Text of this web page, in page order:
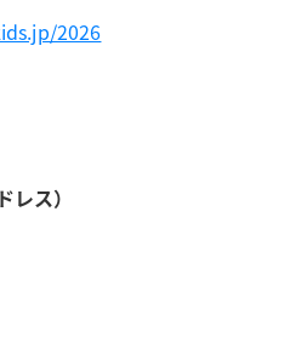
2026
ス）